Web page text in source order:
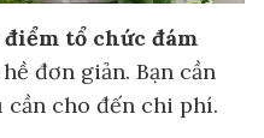
điểm tổ chức đám
đơn giản. Bạn cần
cho đến chi phí.